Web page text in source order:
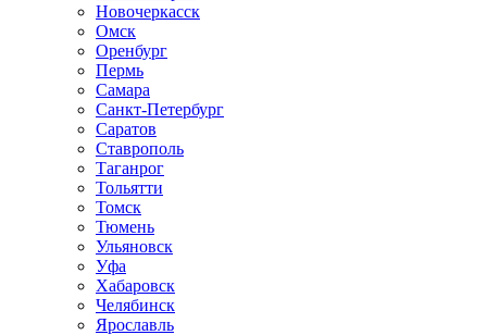
Новочеркаcск
Омск
Оренбург
Пермь
Самара
Санкт-Петербург
Саратов
Ставрополь
Таганрог
Тольятти
Томск
Тюмень
Ульяновск
Уфа
Хабаровск
Челябинск
Ярославль